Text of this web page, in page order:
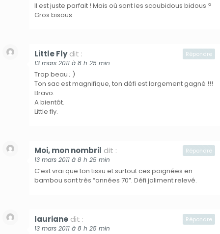
Il est juste parfait ! Mais où sont les scoubidous bidous ?
Gros bisous
Little Fly dit :
13 mars 2011 à 8 h 25 min
Trop beau ; )
Ton sac est magnifique, ton défi est largement gagné !!!
Bravo.
A bientôt.
Little fly.
Répondre
Moi, mon nombril dit :
13 mars 2011 à 8 h 25 min
C’est vrai que ton tissu et surtout ces poignées en
bambou sont très “années 70”. Défi joliment relevé.
Répondre
lauriane dit :
13 mars 2011 à 8 h 25 min
Répondre